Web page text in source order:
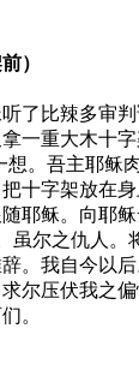
）
了比辣多审
一重大木十字
想。吾主耶稣
十字架放在
耶稣。向耶稣
虽尔之仇人。
。我自今以
尔压伏我之偏
。